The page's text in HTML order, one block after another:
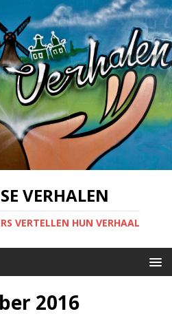
VERHALEN
VERTELLEN HUN VERHAAL
2016